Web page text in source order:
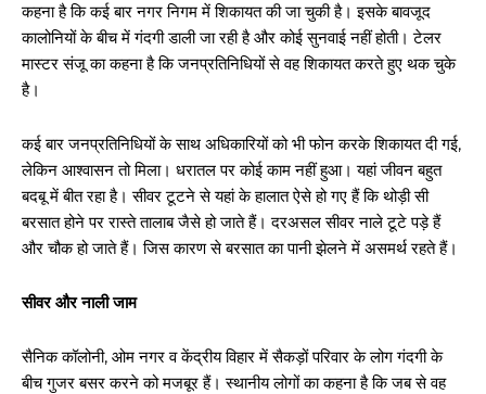
कहना है कि कई बार नगर निगम में शिकायत की जा चुकी है। इसके बावजूद
कालोनियों के बीच में गंदगी डाली जा रही है और कोई सुनवाई नहीं होती। टेलर
मास्टर संजू का कहना है कि जनप्रतिनिधियों से वह शिकायत करते हुए थक चुके
है।
कई बार जनप्रतिनिधियों के साथ अधिकारियों को भी फोन करके शिकायत दी गई,
लेकिन आश्वासन तो मिला। धरातल पर कोई काम नहीं हुआ। यहां जीवन बहुत
बदबू में बीत रहा है। सीवर टूटने से यहां के हालात ऐसे हो गए हैं कि थोड़ी सी
बरसात होने पर रास्ते तालाब जैसे हो जाते हैं। दरअसल सीवर नाले टूटे पड़े हैं
और चौक हो जाते हैं। जिस कारण से बरसात का पानी झेलने में असमर्थ रहते हैं।
सीवर और नाली जाम
सैनिक कॉलोनी, ओम नगर व केंद्रीय विहार में सैकड़ों परिवार के लोग गंदगी के
बीच गुजर बसर करने को मजबूर हैं। स्थानीय लोगों का कहना है कि जब से वह